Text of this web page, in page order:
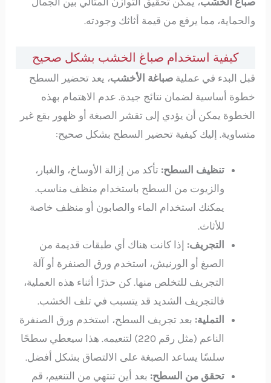
والحماية، مما يرفع من قيمة أثاثك وجودته.
كيفية استخدام صباغ الخشب بشكل صحيح
قبل البدء في عمليةصباغة الأخشب، يعد تحضير السطح
خطوة أساسية لضمان نتائج جيدة. عدم الاهتمام بهذه
الخطوة يمكن أن يؤدي إلى تقشر الصبغة أو ظهور بقع غير
متساوية. إليك كيفية تحضير السطح بشكل صحيح:
تنظيف السطح: تأكد من إزالة الأوساخ، والغبار،
والزيوت من السطح باستخدام منظف مناسب.
يمكنك استخدام الماء والصابون أو منظف خاصة
للأثاث.
التجريف: إذا كانت هناك أي طبقات قديمة من
الصبغ أو الورنيش، استخدم ورق الصنفرة أو آلة
التجريف للتخلص منها. كن حذرًا أثناء هذه العملية،
فالتجريف الشديد قد يتسبب في تلف الخشب.
التملية: بعد تجريف السطح، استخدم ورق الصنفرة
الناعم (مثل رقم 220) لتنعيمه. هذا سيعطي سطحًا
سلسًا يساعد الصبغة على الالتصاق بشكل أفضل.
تحقق من السطح: بعد أين تنتهي من التنعيم، قم